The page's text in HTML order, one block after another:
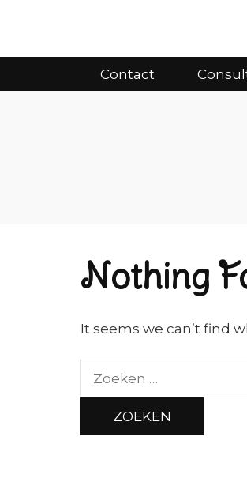
Contact
Nothing
It seems we can’t find
Zoeken